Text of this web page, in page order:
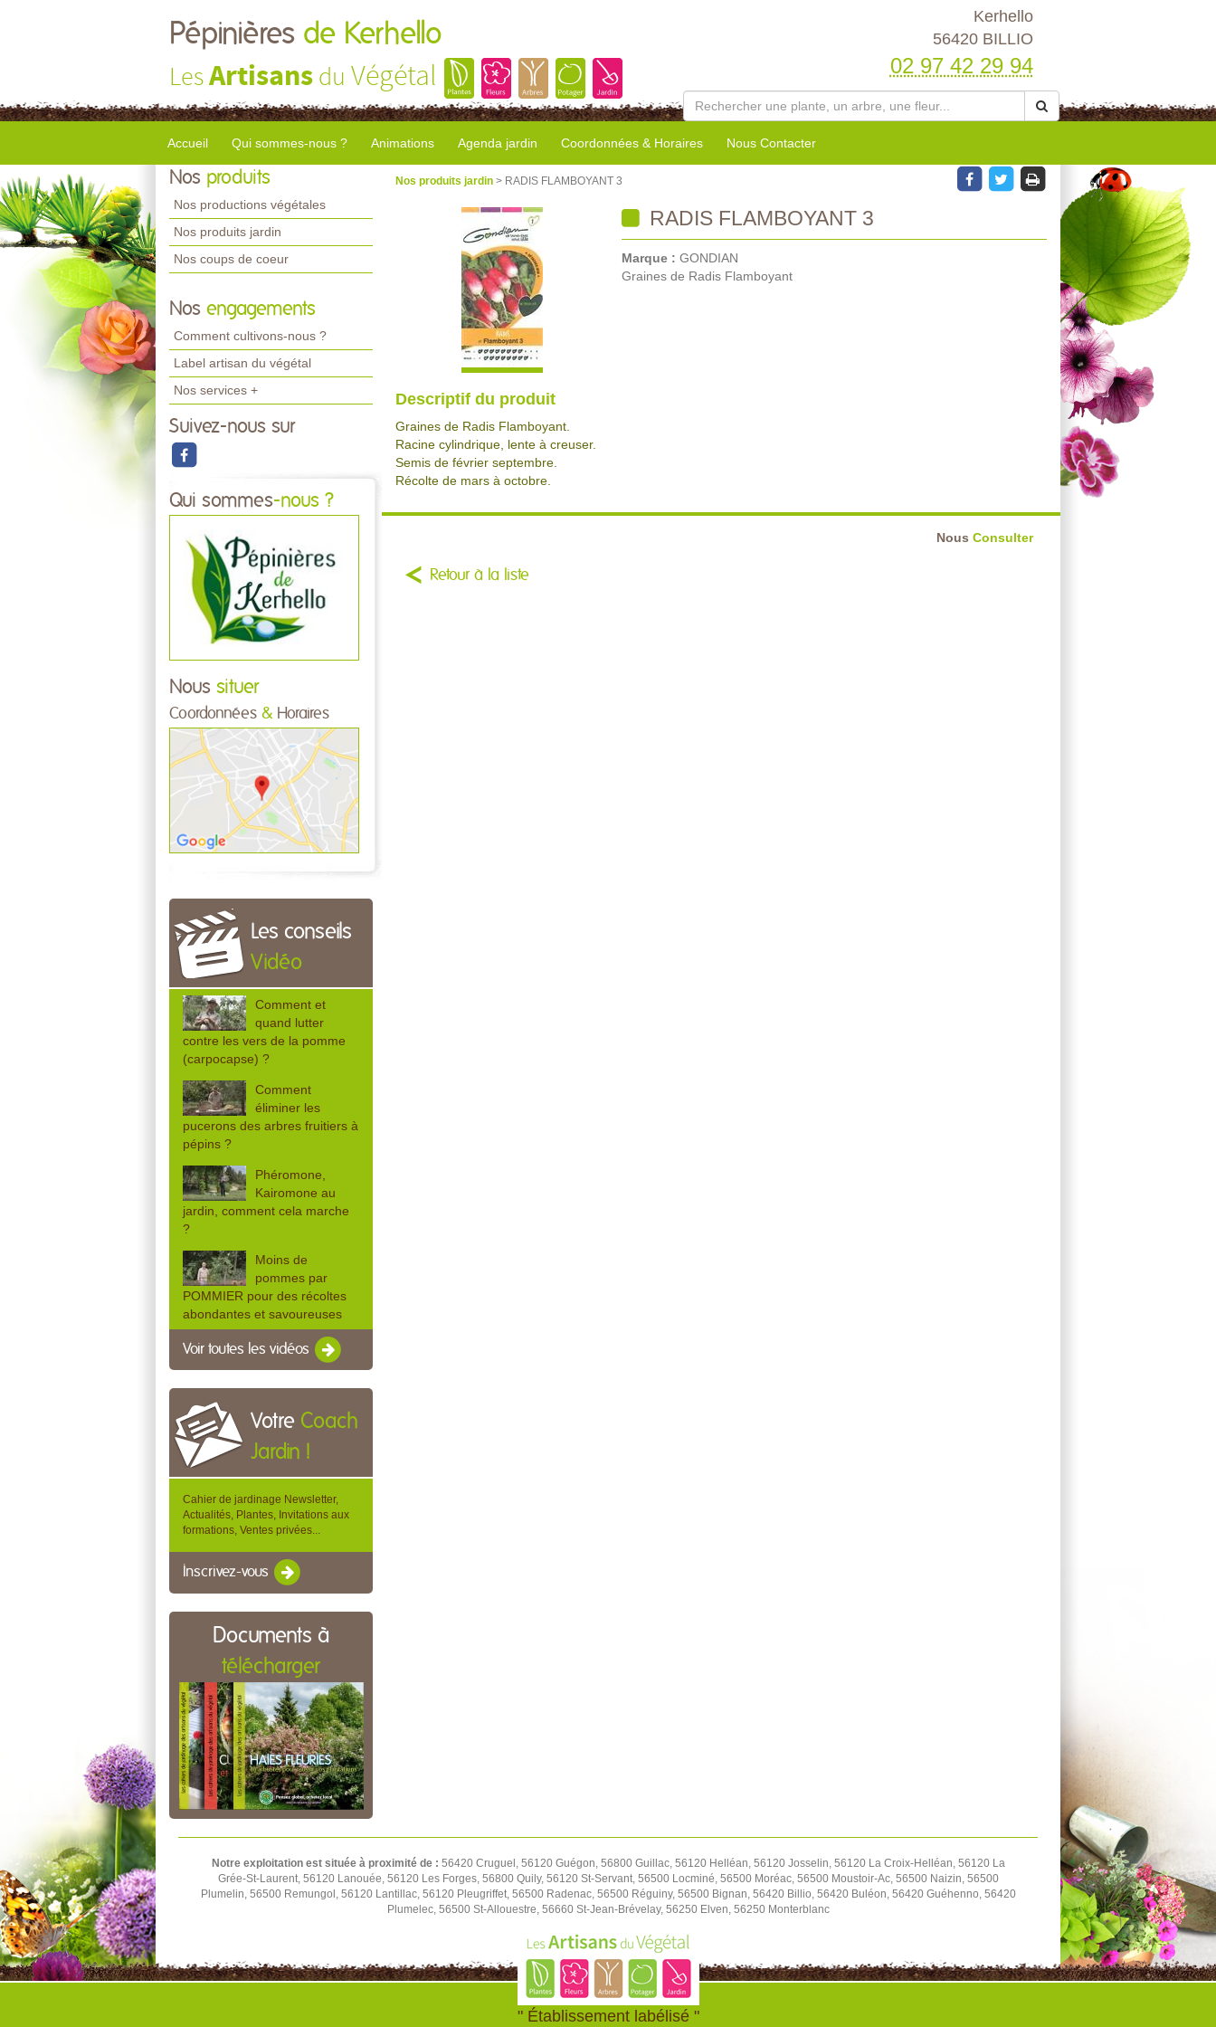
Pépinières de Kerhello
LesArtisans du Végétal
Kerhello
56420 BILLIO
02 97 42 29 94
Accueil Qui sommes-nous ? Animations Agenda jardin Coordonnées & Horaires Nous Contacter
Nos produits
Nos productions végétales
Nos produits jardin
Nos coups de coeur
Nos engagements
Comment cultivons-nous ?
Label artisan du végétal
Nos services +
Suivez-nous sur
Qui sommes-nous ?
Nous situer
Coordonnées & Horaires
Les conseils
Vidéo
Comment et
quand lutter
contre les vers de la pomme
(carpocapse) ?
Comment
éliminer les
pucerons des arbres fruitiers à
pépins ?
Phéromone,
Kairomone au
jardin, comment cela marche
?
Moins de
pommes par
POMMIER pour des récoltes
abondantes et savoureuses
Voir toutes les vidéos
Votre Coach
Jardin !
Cahier de jardinage Newsletter,
Actualités, Plantes, Invitations aux
formations, Ventes privées...
Inscrivez-vous
Documents à
télécharger
Nos produits jardin > RADIS FLAMBOYANT 3
RADIS FLAMBOYANT 3
Marque : GONDIAN
Graines de Radis Flamboyant
Descriptif du produit
Graines de Radis Flamboyant.
Racine cylindrique, lente à creuser.
Semis de février septembre.
Récolte de mars à octobre.
Nous Consulter
Retour à la liste
Notre exploitation est située à proximité de : 56420 Cruguel, 56120 Guégon, 56800 Guillac, 56120 Helléan, 56120 Josselin, 56120 La Croix-Helléan, 56120 La
Grée-St-Laurent, 56120 Lanouée, 56120 Les Forges, 56800 Quily, 56120 St-Servant, 56500 Locminé, 56500 Moréac, 56500 Moustoir-Ac, 56500 Naizin, 56500
Plumelin, 56500 Remungol, 56120 Lantillac, 56120 Pleugriffet, 56500 Radenac, 56500 Réguiny, 56500 Bignan, 56420 Billio, 56420 Buléon, 56420 Guéhenno, 56420
Plumelec, 56500 St-Allouestre, 56660 St-Jean-Brévelay, 56250 Elven, 56250 Monterblanc
" Établissement labélisé "